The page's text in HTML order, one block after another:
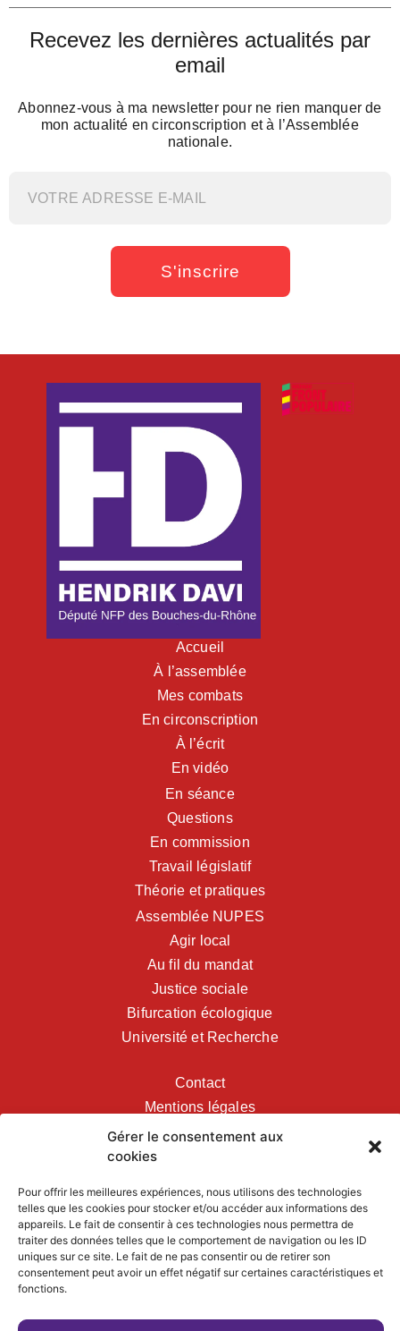
Gérer le consentement aux
cookies
Pour offrir les meilleures expériences, nous utilisons des technologies
telles que les cookies pour stocker et/ou accéder aux informations des
appareils. Le fait de consentir à ces technologies nous permettra de
traiter des données telles que le comportement de navigation ou les ID
uniques sur ce site. Le fait de ne pas consentir ou de retirer son
consentement peut avoir un effet négatif sur certaines caractéristiques et
fonctions.
Recevez les dernières actualités par
email
Abonnez-vous à ma newsletter pour ne rien manquer de
mon actualité en circonscription et à l’Assemblée
nationale.
S'inscrire
Accueil
À l’assemblée
Mes combats
En circonscription
À l’écrit
En vidéo
En séance
Questions
En commission
Travail législatif
Théorie et pratiques
Assemblée NUPES
Agir local
Au fil du mandat
Justice sociale
Bifurcation écologique
Université et Recherche
Contact
Mentions légales
MES RÉSEAUX SOCIAUX